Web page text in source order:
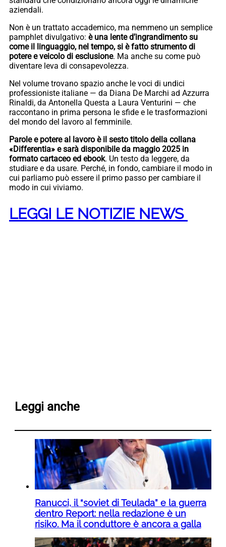
aziendali.
Non è un trattato accademico, ma nemmeno un semplice
pamphlet divulgativo: è una lente d’ingrandimento su
come il linguaggio, nel tempo, si è fatto strumento di
potere e veicolo di esclusione. Ma anche su come può
diventare leva di consapevolezza.
Nel volume trovano spazio anche le voci di undici
professioniste italiane — da Diana De Marchi ad Azzurra
Rinaldi, da Antonella Questa a Laura Venturini — che
raccontano in prima persona le sfide e le trasformazioni
del mondo del lavoro al femminile.
Parole e potere al lavoro è il sesto titolo della collana
«Differentia» e sarà disponibile da maggio 2025 in
formato cartaceo ed ebook. Un testo da leggere, da
studiare e da usare. Perché, in fondo, cambiare il modo in
cui parliamo può essere il primo passo per cambiare il
modo in cui viviamo.
LEGGI LE NOTIZIE NEWS
Leggi anche
Ranucci, il “soviet di Teulada” e la guerra
dentro Report: nella redazione è un
risiko. Ma il conduttore è ancora a galla